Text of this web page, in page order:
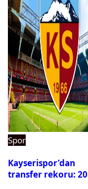
Spor
Kayserispor’dan
transfer rekoru: 20